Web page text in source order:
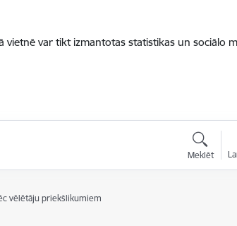
var tikt izmantotas statistikas un sociālo
Meklēt
vēlētāju priekšlikumiem